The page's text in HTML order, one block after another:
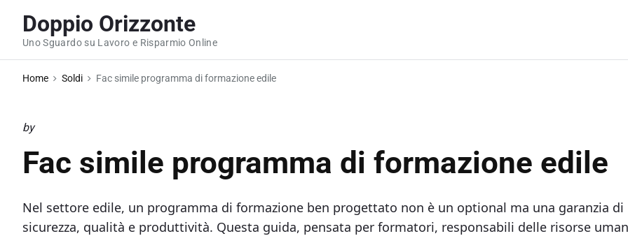
Doppio Orizzonte
Uno Sguardo su Lavoro e Risparmio Online
Home Soldi Fac simile programma di formazione edile​
by
Fac simile programma di formazione edile​
Nel settore edile, un programma di formazione ben progettato non è un optional ma una garanzia di
sicurezza, qualità e produttività. Questa guida, pensata per formatori, responsabili delle risorse